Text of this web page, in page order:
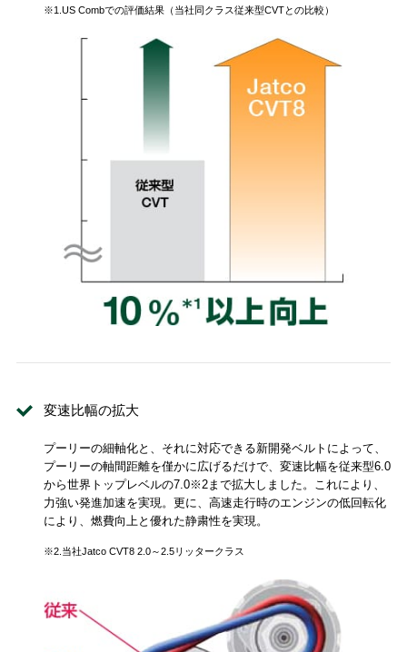
※1.US Combでの評価結果（当社同クラス従来型CVTとの比較）
変速比幅の拡大
プーリーの細軸化と、それに対応できる新開発ベルトによって、
プーリーの軸間距離を僅かに広げるだけで、変速比幅を従来型6.0
から世界トップレベルの7.0※2まで拡大しました。これにより、
力強い発進加速を実現。更に、高速走行時のエンジンの低回転化
により、燃費向上と優れた静粛性を実現。
※2.当社Jatco CVT8 2.0～2.5リッタークラス